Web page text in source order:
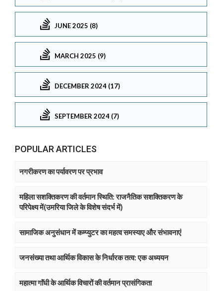
JUNE 2025 (8)
MARCH 2025 (9)
DECEMBER 2024 (17)
SEPTEMBER 2024 (7)
POPULAR ARTICLES
नगरीकरण का पर्यावरण पर प्रभाव
महिला सशक्तिकरण की वर्तमान स्थिति: राजनैतिक सशक्तिकरण के
परिपेक्ष्य में(उमरिया जिले के विशेष संदर्भ में)
सामाजिक अनुसंधान में कम्प्युटर का महत्व समस्याए और संभावनाएं
जनसंख्या तथा आर्थिक विकास के निर्धारक तत्व: एक अध्ययन
महात्मा गाॅंधी के आर्थिक विचारों की वर्तमान प्रासंगिकता